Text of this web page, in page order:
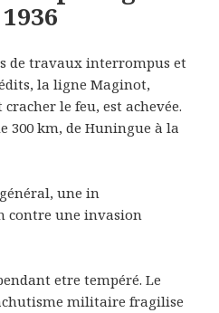
de travaux interrompus et
la ligne Maginot,
le feu, est achevée.
300 km, de Huningue à la
une in
contre une invasion
etre tempéré. Le
militaire fragilise